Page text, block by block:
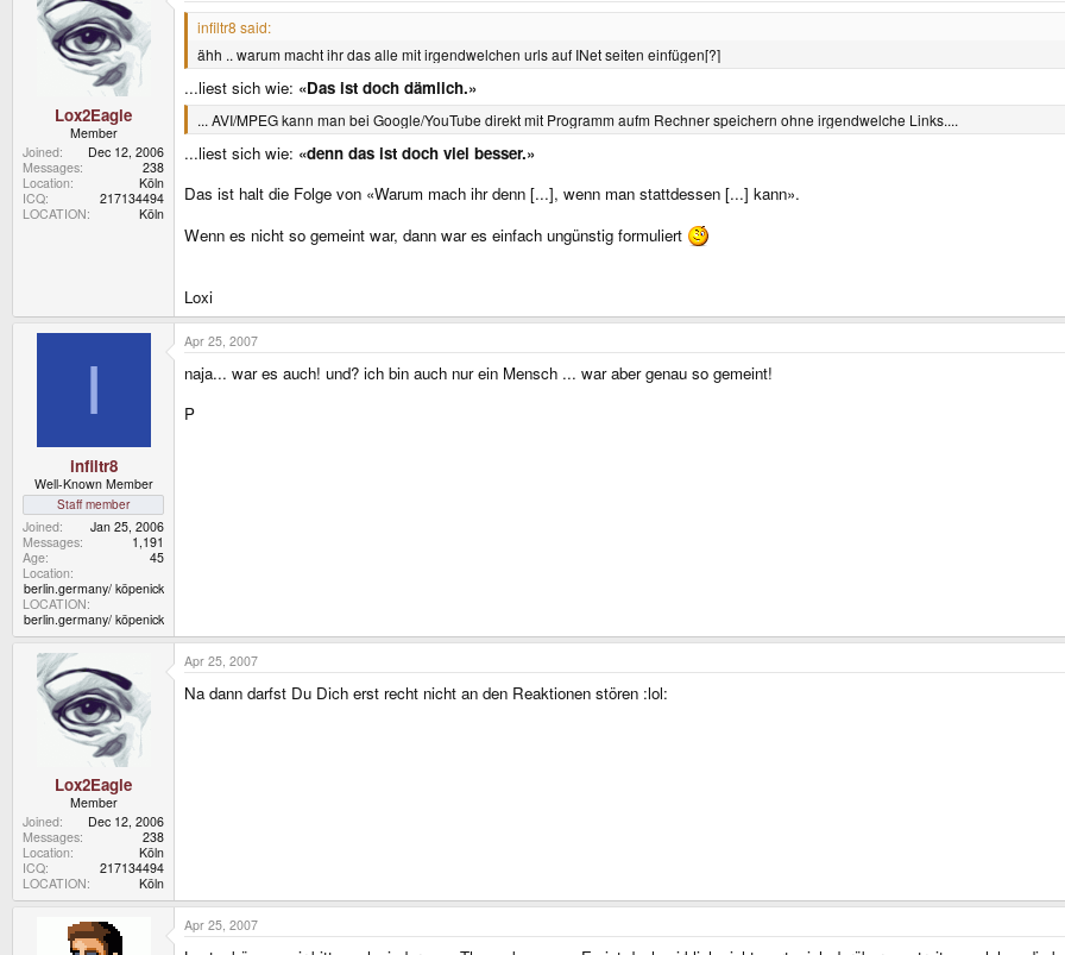
Lox2Eagle
Member
Joined
Dec 12, 2006
Messages
238
Location
Köln
ICQ
217134494
LOCATION
Köln
infiltr8 said:
ähh .. warum macht ihr das alle mit irgendwelchen urls auf INet seiten einfügen[?]
...liest sich wie: «Das ist doch dämlich.»
... AVI/MPEG kann man bei Google/YouTube direkt mit Programm aufm Rechner speichern ohne irgendwelche Links....
...liest sich wie: «denn das ist doch viel besser.»
Das ist halt die Folge von «Warum mach ihr denn [...], wenn man stattdessen [...] kann».
Wenn es nicht so gemeint war, dann war es einfach ungünstig formuliert
Loxi
I
infiltr8
Well-Known Member
Staff member
Joined
Jan 25, 2006
Messages
1,191
Age
45
Location
berlin.germany/ köpenick
LOCATION
berlin.germany/ köpenick
Apr 25, 2007
naja... war es auch! und? ich bin auch nur ein Mensch ... war aber genau so gemeint!
P
Lox2Eagle
Member
Joined
Dec 12, 2006
Messages
238
Location
Köln
ICQ
217134494
LOCATION
Köln
Apr 25, 2007
Na dann darfst Du Dich erst recht nicht an den Reaktionen stören :lol:
Apr 25, 2007